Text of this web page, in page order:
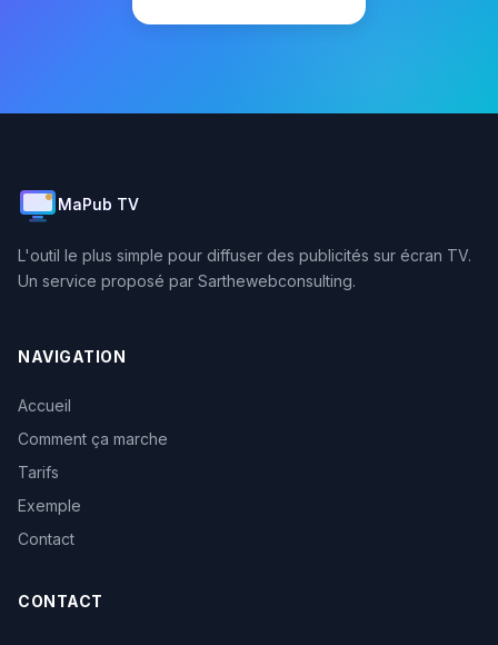
MaPub TV
L'outil le plus simple pour diffuser des publicités sur écran TV.
Un service proposé par Sarthewebconsulting.
NAVIGATION
Accueil
Comment ça marche
Tarifs
Exemple
Contact
CONTACT